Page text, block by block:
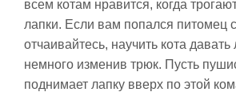
всем котам нравится, когда
лапки. Если вам попался питомец
отчаивайтесь, научить кота
немного изменив трюк. Пусть
поднимает лапку вверх по этой